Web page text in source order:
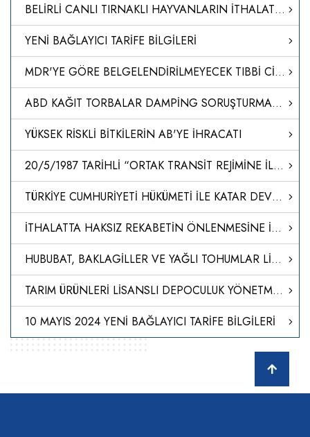
BELİRLİ CANLI TIRNAKLI HAYVANLARIN İTHALATI VE TRANSİT GEÇİŞİNE İLİŞKİN HAYVAN SAĞLIĞI KURALLARININ BELİRLENMESİNE DAİR YÖNETMELİKTE DEĞİŞİKLİK YAPILMASINA DAİR YÖNETMELİK
YENİ BAĞLAYICI TARİFE BİLGİLERİ
MDR'YE GÖRE BELGELENDİRİLMEYECEK TIBBİ CİHAZLARIN ÜTS UYGULAMALARI HAKKINDA SORU CEVAP DOKÜMANI YAYINLANMIŞTIR
ABD KAĞIT TORBALAR DAMPİNG SORUŞTURMASI-NİHAİ KARAR
YÜKSEK RİSKLİ BİTKİLERİN AB'YE İHRACATI
20/5/1987 TARİHLİ “ORTAK TRANSİT REJİMİNE İLİŞKİN SÖZLEŞME”NİN I, IIIA VE IV SAYILI EKLERİNİ DEĞİŞTİREN İLİŞİK 25/8/2022 TARİHLİ VE 1/2022 SAYILI AB-ORTAK TRANSİT ÜLKELERİ ORTAK KOMİTESİ KARARININ ONAYLANMASI HAKKINDA KARAR (KARAR SAYISI: 8449)
TÜRKİYE CUMHURİYETİ HÜKÜMETİ İLE KATAR DEVLETİ HÜKÜMETİ ARASINDA TİCARET VE EKONOMİK ORTAKLIK ANLAŞMASI İLE ANLAŞMADA DEĞİŞİKLİK YAPILMASINA DAİR NOTALARIN ONAYLANMASI HAKKINDA KARAR (KARAR SAYISI: 8448)
İTHALATTA HAKSIZ REKABETİN ÖNLENMESİNE İLİŞKİN TEBLİĞ (NO: 2024/18)
HUBUBAT, BAKLAGİLLER VE YAĞLI TOHUMLAR LİSANSLI DEPO TEBLİĞİNDE DEĞİŞİKLİK YAPILMASINA DAİR TEBLİĞ
TARIM ÜRÜNLERİ LİSANSLI DEPOCULUK YÖNETMELİĞİNDE DEĞİŞİKLİK YAPILMASINA DAİR YÖNETMELİK
10 MAYIS 2024 YENİ BAĞLAYICI TARİFE BİLGİLERİ